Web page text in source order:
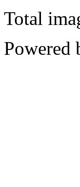
Total
Powered